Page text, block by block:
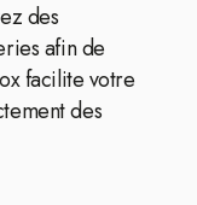
des
afin de
facilite votre
des